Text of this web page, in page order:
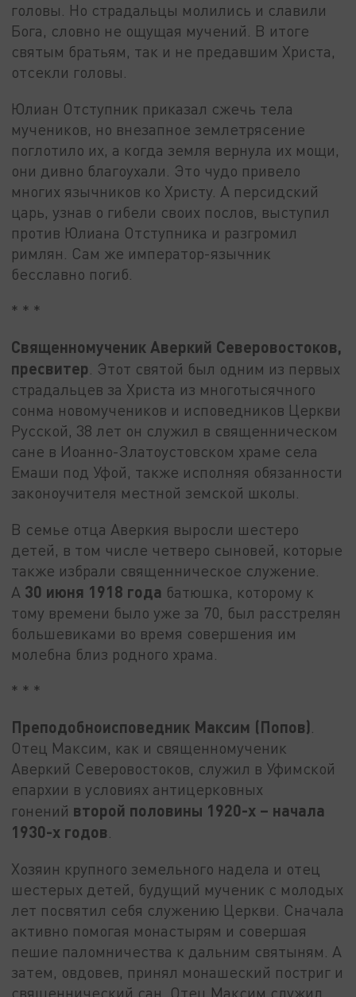
головы. Но страдальцы молились и славили
Бога, словно не ощущая мучений. В итоге
святым братьям, так и не предавшим Христа,
отсекли головы.
Юлиан Отступник приказал сжечь тела
мучеников, но внезапное землетрясение
поглотило их, а когда земля вернула их мощи,
они дивно благоухали. Это чудо привело
многих язычников ко Христу. А персидский
царь, узнав о гибели своих послов, выступил
против Юлиана Отступника и разгромил
римлян. Сам же император-язычник
бесславно погиб.
* * *
Священномученик Аверкий Северовостоков,
пресвитер . Этот святой был одним из первых
страдальцев за Христа из многотысячного
сонма новомучеников и исповедников Церкви
Русской, 38 лет он служил в священническом
сане в Иоанно-Златоустовском храме села
Емаши под Уфой, также исполняя обязанности
законоучителя местной земской школы.
В семье отца Аверкия выросли шестеро
детей, в том числе четверо сыновей, которые
также избрали священническое служение.
А 30 июня 1918 года батюшка, которому к
тому времени было уже за 70, был расстрелян
большевиками во время совершения им
молебна близ родного храма.
* * *
Преподобноисповедник Максим (Попов)
Отец Максим, как и священномученик
Аверкий Северовостоков, служил в Уфимской
епархии в условиях антицерковных
гонений второй половины 1920-х – начала
1930-х годов
Хозяин крупного земельного надела и отец
шестерых детей, будущий мученик с молодых
лет посвятил себя служению Церкви. Сначала
активно помогая монастырям и совершая
пешие паломничества к дальним святыням. А
затем, овдовев, принял монашеский постриг и
священнический сан. Отец Максим служил